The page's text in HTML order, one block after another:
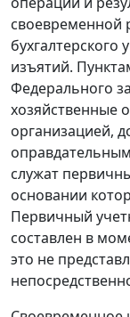
своевременной
бухгалтерского
изъятий.
Федерального
хозяйственные
организацией,
служат
основании
Первичный
составлен в
это не